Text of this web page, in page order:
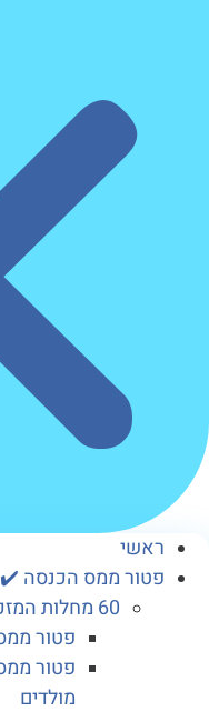
ממס הכנסה ✔️
פטור ממס
פטור ממס